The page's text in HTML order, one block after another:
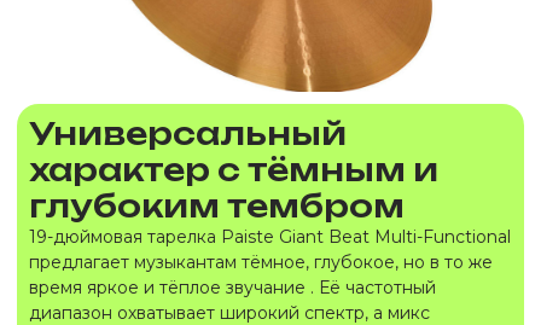
Универсальный
характер с тёмным и
глубоким тембром
19-дюймовая тарелка Paiste Giant Beat Multi-Functional
предлагает музыкантам тёмное, глубокое, но в то же
время яркое и тёплое звучание . Её частотный
диапазон охватывает широкий спектр, а микс